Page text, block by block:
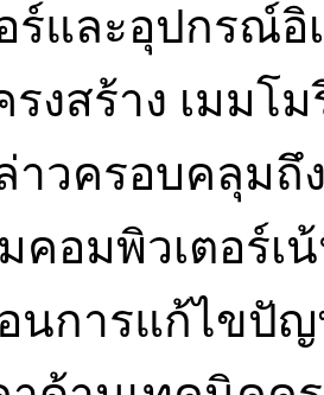
ร์และอุปกรณ์อิ
งสร้าง เมมโ
าวครอบคลุม
คอมพิวเตอร์เ
นการแก้ไขปัญ